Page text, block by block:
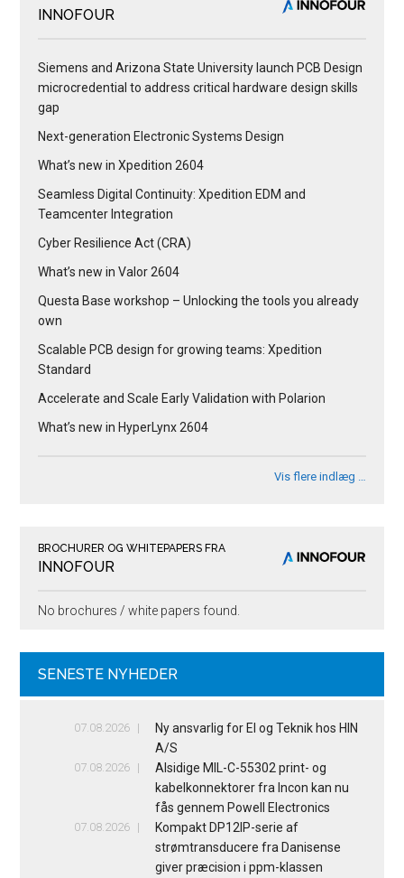
INNOFOUR
Siemens and Arizona State University launch PCB Design
microcredential to address critical hardware design skills
gap
Next-generation Electronic Systems Design
What’s new in Xpedition 2604
Seamless Digital Continuity: Xpedition EDM and
Teamcenter Integration
Cyber Resilience Act (CRA)
What’s new in Valor 2604
Questa Base workshop – Unlocking the tools you already
own
Scalable PCB design for growing teams: Xpedition
Standard
Accelerate and Scale Early Validation with Polarion
What’s new in HyperLynx 2604
Vis flere indlæg …
BROCHURER OG WHITEPAPERS FRA
INNOFOUR
No brochures / white papers found.
SENESTE NYHEDER
07.08.2026
Ny ansvarlig for El og Teknik hos HIN
A/S
07.08.2026
Alsidige MIL-C-55302 print- og
kabelkonnektorer fra Incon kan nu
fås gennem Powell Electronics
07.08.2026
Kompakt DP12IP-serie af
strømtransducere fra Danisense
giver præcision i ppm-klassen